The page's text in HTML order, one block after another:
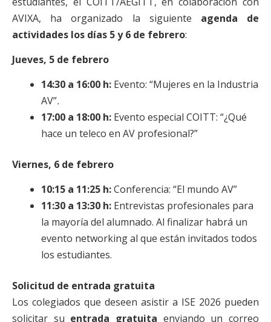
AVIXA, ha organizado la siguiente agenda de
actividades los días 5 y 6 de febrero:
Jueves, 5 de febrero
14:30 a 16:00 h: Evento: “Mujeres en la Industria
AV”.
17:00 a 18:00 h: Evento especial COITT: “¿Qué
hace un teleco en AV profesional?”
Viernes, 6 de febrero
10:15 a 11:25 h:Conferencia: “El mundo AV”
11:30 a 13:30 h: Entrevistas profesionales para
la mayoría del alumnado. Al finalizar habrá un
evento networking al que están invitados todos
los estudiantes.
Solicitud de entrada gratuita
Los colegiados que deseen asistir a ISE 2026 pueden
solicitar su entrada gratuita enviando un correo